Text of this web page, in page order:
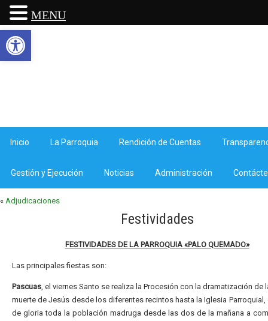
Inicio La Parroquia Rendición de Cuentas
Gestión y Ejecución Noticias Administración
« Adjudicaciones
Festividades
FESTIVIDADES DE LA PARROQUIA «PALO QUEMADO»
Las principales fiestas son:
Pascuas, el viernes Santo se realiza la Procesión con la dramatización de
muerte de Jesús desde los diferentes recintos hasta la Iglesia
de gloria toda la población madruga desde las dos de la mañana a
MENU
Abrir barra de herramientas